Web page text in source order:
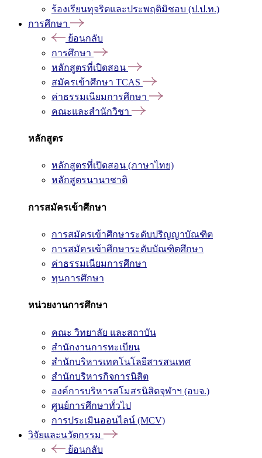
ร้องเรียนทุจริตและประพฤติมิชอบ (ป.ป.ท.)
การศึกษา
ย้อนกลับ
การศึกษา
หลักสูตรที่เปิดสอน
สมัครเข้าศึกษา TCAS
ค่าธรรมเนียมการศึกษา
คณะและสำนักวิชา
หลักสูตร
หลักสูตรที่เปิดสอน (ภาษาไทย)
หลักสูตรนานาชาติ
การสมัครเข้าศึกษา
การสมัครเข้าศึกษาระดับปริญญาบัณฑิต
การสมัครเข้าศึกษาระดับบัณฑิตศึกษา
ค่าธรรมเนียมการศึกษา
ทุนการศึกษา
หน่วยงานการศึกษา
คณะ วิทยาลัย และสถาบัน
สำนักงานการทะเบียน
สำนักบริหารเทคโนโลยีสารสนเทศ
สำนักบริหารกิจการนิสิต
องค์การบริหารสโมสรนิสิตจุฬาฯ (อบจ.)
ศูนย์การศึกษาทั่วไป
การประเมินออนไลน์ (MCV)
วิจัยและนวัตกรรม
ย้อนกลับ